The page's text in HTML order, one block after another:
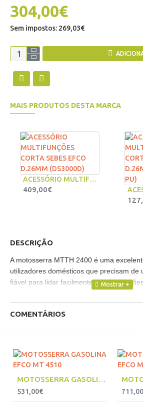
304,00€
Sem impostos: 269,03€
MAIS PRODUTOS DESTA MARCA
ACESSÓRIO MULTIFUNÇÕES CORTA SEBES EFCO D.26MM (DS3000D)
409,00€
DESCRIÇÃO
A motosserra MTTH 2400 é uma
utilizadores domésticos que precisam de
fiável para lidar facilmente com
oliveiras.
Sistema "EASYON" de arranque
Tensor da corrente lateral para intervir
na tensão da corrente em todas as
COMENTÁRIOS
MOTOSSERRA GASOLINA EFCO MT 4510
531,00€